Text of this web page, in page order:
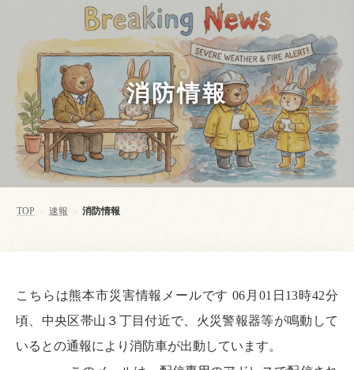
消防情報
TOP > 速報 > 消防情報
こちらは熊本市災害情報メールです 06月01日13時42分
頃、中央区帯山３丁目付近で、火災警報器等が鳴動して
いるとの通報により消防車が出動しています。